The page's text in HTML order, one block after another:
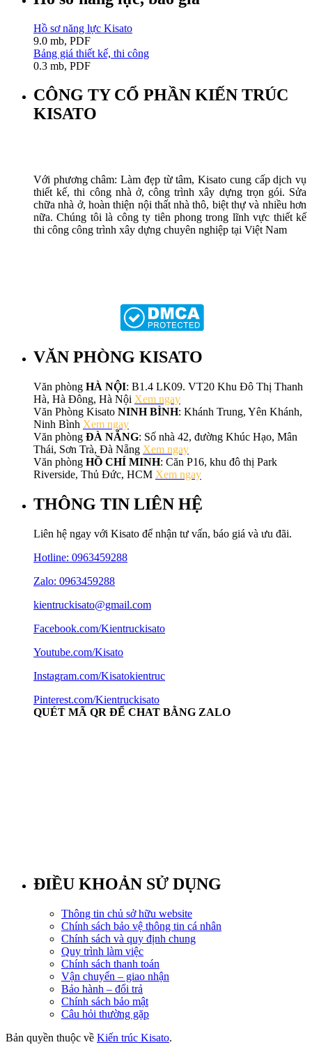
Hồ sơ năng lực Kisato
9.0 mb, PDF
Bảng giá thiết kế, thi công
0.3 mb, PDF
CÔNG TY CỔ PHẦN KIẾN TRÚC
KISATO
Với phương châm: Làm đẹp từ tâm, Kisato cung cấp dịch vụ
thiết kế, thi công nhà ở, công trình xây dựng trọn gói. Sửa
chữa nhà ở, hoàn thiện nội thất nhà thô, biệt thự và nhiều hơn
nữa. Chúng tôi là công ty tiên phong trong lĩnh vực thiết kế
thi công công trình xây dựng chuyên nghiệp tại Việt Nam
VĂN PHÒNG KISATO
Văn phòng HÀ NỘI: B1.4 LK09. VT20 Khu Đô Thị Thanh
Hà, Hà Đông, Hà Nội Xem ngay
Văn Phòng Kisato NINH BÌNH: Khánh Trung, Yên Khánh,
Ninh Bình Xem ngay
Văn phòng ĐÀ NẴNG: Số nhà 42, đường Khúc Hạo, Mân
Thái, Sơn Trà, Đà Nẵng Xem ngay
Văn phòng HỒ CHÍ MINH: Căn P16, khu đô thị Park
Riverside, Thủ Đức, HCM Xem ngay
THÔNG TIN LIÊN HỆ
Liên hệ ngay với Kisato để nhận tư vấn, báo giá và ưu đãi.
Hotline: 0963459288
Zalo: 0963459288
kientruckisato@gmail.com
Facebook.com/Kientruckisato
Youtube.com/Kisato
Instagram.com/Kisatokientruc
Pinterest.com/Kientruckisato
QUÉT MÃ QR ĐỂ CHAT BẰNG ZALO
ĐIỀU KHOẢN SỬ DỤNG
Thông tin chủ sở hữu website
Chính sách bảo vệ thông tin cá nhân
Chính sách và quy định chung
Quy trình làm việc
Chính sách thanh toán
Vận chuyển – giao nhận
Bảo hành – đổi trả
Chính sách bảo mật
Câu hỏi thường gặp
Bản quyền thuộc về Kiến trúc Kisato.